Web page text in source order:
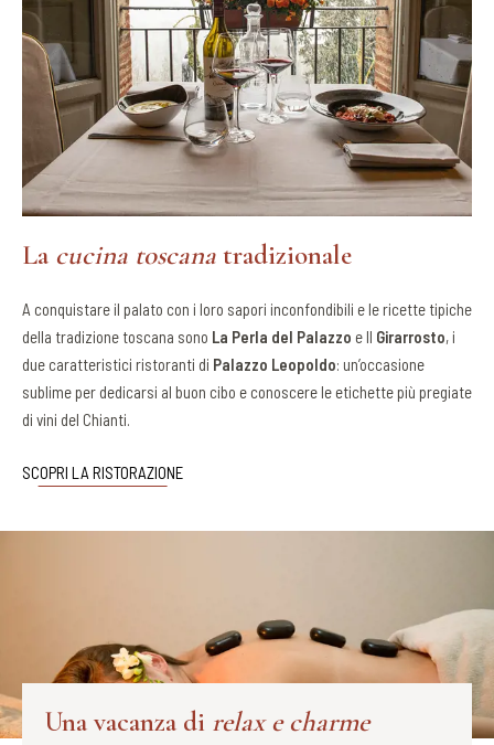
La cucina toscana tradizionale
A conquistare il palato con i loro sapori inconfondibili e le ricette tipiche
della tradizione toscana sono La Perla del Palazzo e Il Girarrosto, i
due caratteristici ristoranti di Palazzo Leopoldo: un’occasione
sublime per dedicarsi al buon cibo e conoscere le etichette più pregiate
di vini del Chianti.
SCOPRI LA RISTORAZIONE
Una vacanza di relax e charme